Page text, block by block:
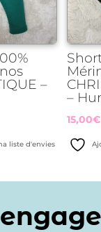
–
liste d'envies
–
15,00€